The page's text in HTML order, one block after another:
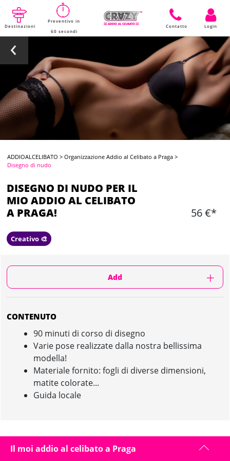
Destinazioni
Preventivo in
60 secondi
Contatto Login
ADDIOALCELIBATO >Organizzazione Addio al Celibato a Praga >
Disegno di nudo
DISEGNO DI NUDO PER IL
MIO ADDIO AL CELIBATO
A PRAGA!
56 €*
Creativo 🎨
Add
CONTENUTO
90 minuti di corso di disegno
Varie pose realizzate dalla nostra bellissima
modella!
Materiale fornito: fogli di diverse dimensioni,
matite colorate...
Guida locale
DISEGNO DI NUDO IN PRAGA : PRESENTAZIONE
Il moi addio al celibato a Praga